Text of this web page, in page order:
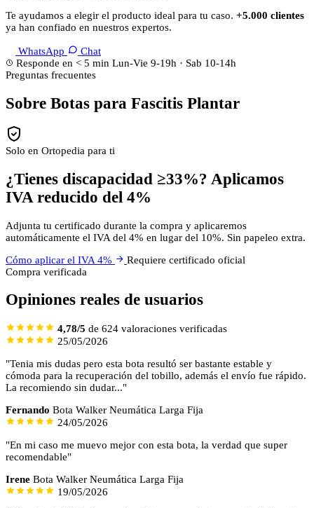
Te ayudamos a elegir el producto ideal para tu caso. +5.000 clientes
ya han confiado en nuestros expertos.
WhatsApp
Chat
Responde en < 5 min Lun-Vie 9-19h · Sab 10-14h
Preguntas frecuentes
Sobre Botas para Fascitis Plantar
Solo en Ortopedia para ti
¿Tienes discapacidad ≥33%? Aplicamos
IVA reducido del 4%
Adjunta tu certificado durante la compra y aplicaremos
automáticamente el IVA del 4% en lugar del 10%. Sin papeleo extra.
Cómo aplicar el IVA 4%
Requiere certificado oficial
Compra verificada
Opiniones reales de usuarios
4,78/5 de 624 valoraciones verificadas
25/05/2026
"Tenia mis dudas pero esta bota resultó ser bastante estable y
cómoda para la recuperación del tobillo, además el envío fue rápido.
La recomiendo sin dudar..."
Fernando Bota Walker Neumática Larga Fija
24/05/2026
"En mi caso me muevo mejor con esta bota, la verdad que super
recomendable"
Irene Bota Walker Neumática Larga Fija
19/05/2026